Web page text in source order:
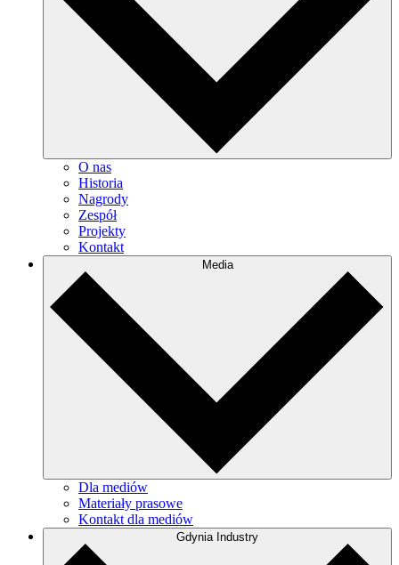
O nas
Historia
Nagrody
Zespół
Projekty
Kontakt
Media
Dla mediów
Materiały prasowe
Kontakt dla mediów
Gdynia Industry